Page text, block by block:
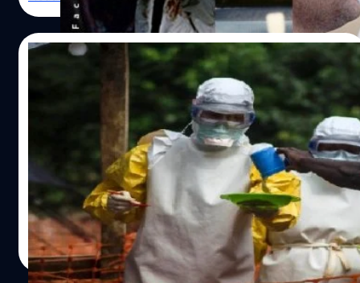
Epidermic Virus Films
ระบาดแล้ว หรือกระทั่งเมื่อมนุษย์ทั้งโลกติดเชื้อจนกลายเป็น
ซอมบี้ ที่ไม่ว่าหนังจะหยิบช่วงตอนไหนของเหตุการณ์มาเล่าก็
ล้วนแต่เป็น "หายนะ" ให้คนดูขนพองสยองเกล้า ขออย่าให้เกิด
ขึ้นจริง ๆ What the Fact รวบรวมหนังโรคระบาดที่สร้างออก
มาได้สมจริงจนน่ากลัวที่สุดในโลกภาพยนตร์มาให้ได้หลอนกัน
อีกรอบ World War Z (2013) นักแสดง: Brad Pitt, Matthew
Fox, David Morse, Mireille Enos ผู้กำกับ: Marc Foster
(007: Quantum of Solace, The Kite Runner, Finding
Neverland) ไวรัสแพร่พันธุ์จาก: ไม่สามารถระบุได้ แต่
สันนิษฐานว่า คนติดมาจากป่าในประเทศจีน ที่มาของความ
สยอง: "เจอร์รี่ เลน" อดีตเจ้าหน้าที่สืบสวนประจำองค์การ
สหประชาชาติและครอบครัวที่อาศัยอยู่ในนิวยอร์ก ต้องหนีหัว
ซุกหัวซุนเพื่อเอาตัวรอดจากเหตุเชื้อร้ายระบาด และทำให้คน
ที่ถูกกัดกลายเป็นซอมบี้…
10/08/2014
เตรียมพบกับเทคโนโลยีที่ช่วยเตือนภัยล่วงหน้า
ก่อนที่โรคร้ายแรง เช่น อีโบล่า จะเริ่มระบาด
ด้วยเทคโนโลยีที่ก้าวหน้า ตอนนี้ มีโปรแกรมคอมพิวเตอร์ที่
สามารถแจ้งเตือนการระบาดของโรคร้ายแรงอย่างอีโบล่าได้
แล้ว
DHANES KAEWMANEE| 4378 days ago
Read More